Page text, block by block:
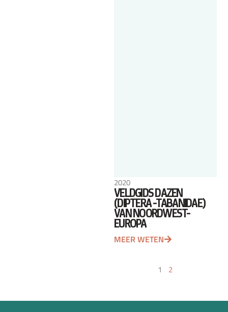
2020
VELDGIDS DAZEN
(DIPTERA -TABANIDAE)
VAN NOORDWEST-
EUROPA
MEER WETEN
1 2